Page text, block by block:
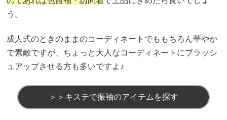
う。
成人式のときのままのコーディネートでももちろん華やか
で素敵ですが、ちょっと大人なコーディネートにブラッシ
ュアップさせる方も多いですよ♪
＞＞キステで振袖のアイテムを探す